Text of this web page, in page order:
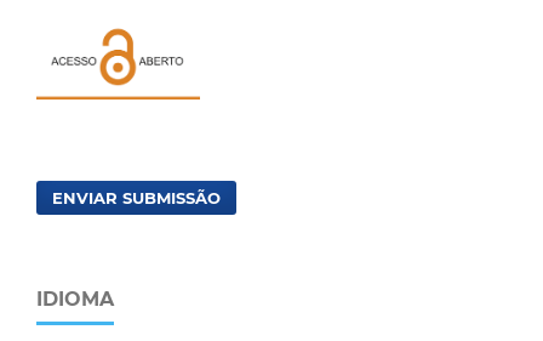
ENVIAR SUBMISSÃO
IDIOMA